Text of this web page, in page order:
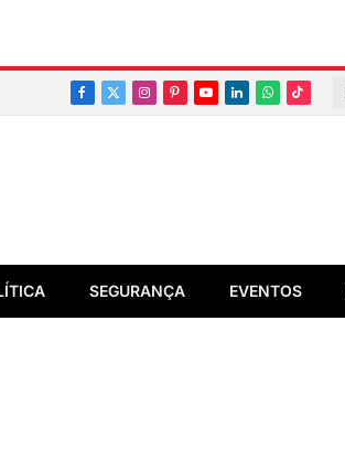
Facebook
X
Instagram
PinterestYouTubeLinkedInWhatsapp
TikTok
SEGURANÇA EVENTOS